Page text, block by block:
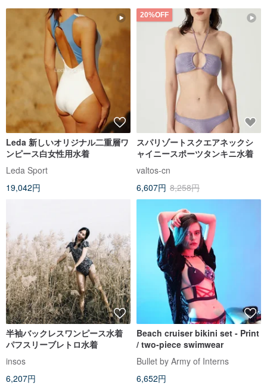
Leda 新しいオリジナル二重層ワ
ンピース白女性用水着
Leda Sport
19,042円
20%OFF
スパリゾートスクエアネックシ
ャイニースポーツタンキニ水着
valtos-cn
6,607円 8,258円
半袖バックレスワンピース水着
パフスリーブレトロ水着
insos
6,207円
Beach cruiser bikini set - Print
/ two-piece swimwear
Bullet by Army of Interns
6,652円